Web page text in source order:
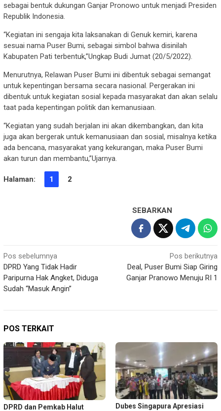
sebagai bentuk dukungan Ganjar Pronowo untuk menjadi Presiden
Republik Indonesia.
“Kegiatan ini sengaja kita laksanakan di Genuk kemiri, karena
sesuai nama Puser Bumi, sebagai simbol bahwa disinilah
Kabupaten Pati terbentuk,”Ungkap Budi Jumat (20/5/2022).
Menurutnya, Relawan Puser Bumi ini dibentuk sebagai semangat
untuk kepentingan bersama secara nasional. Pergerakan ini
dibentuk untuk kegiatan sosial kepada masyarakat dan akan selalu
taat pada kepentingan politik dan kemanusiaan.
“Kegiatan yang sudah berjalan ini akan dikembangkan, dan kita
juga akan bergerak untuk kemanusiaan dan sosial, misalnya ketika
ada bencana, masyarakat yang kekurangan, maka Puser Bumi
akan turun dan membantu,”Ujarnya.
Halaman: 1 2
SEBARKAN
Navigasi
pos
Pos sebelumnya
DPRD Yang Tidak Hadir
Paripurna Hak Angket, Diduga
Sudah “Masuk Angin”
Pos berikutnya
Deal, Puser Bumi Siap Giring
Ganjar Pranowo Menuju RI 1
POS TERKAIT
DPRD dan Pemkab Halut
Dubes Singapura Apresiasi